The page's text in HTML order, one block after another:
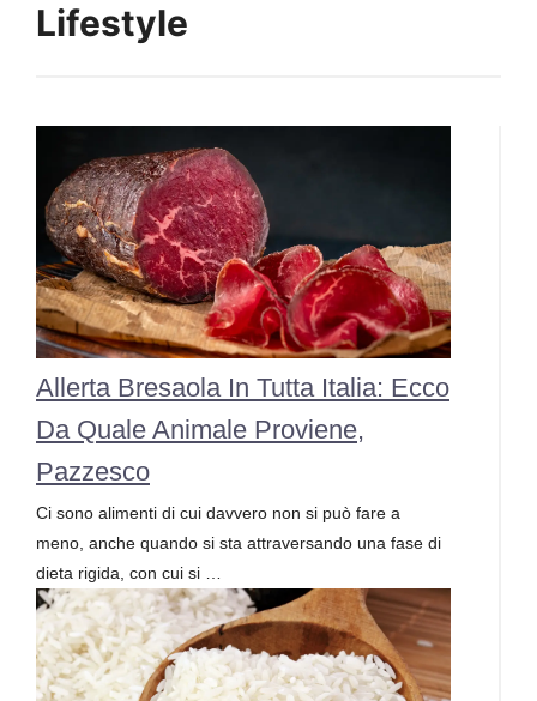
Lifestyle
Allerta Bresaola In Tutta Italia: Ecco
Da Quale Animale Proviene,
Pazzesco
Ci sono alimenti di cui davvero non si può fare a
meno, anche quando si sta attraversando una fase di
dieta rigida, con cui si …